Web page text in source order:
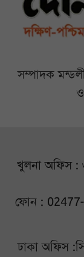
সম্পাদক
খুলনা অফিস :
ফোন :
ঢাকা অফিস